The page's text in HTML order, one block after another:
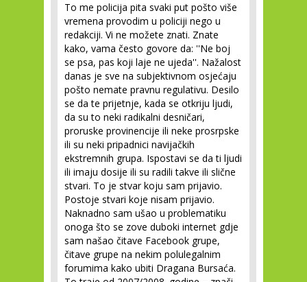
To me policija pita svaki put pošto više
vremena provodim u policiji nego u
redakciji. Vi ne možete znati. Znate
kako, vama često govore da: ''Ne boj
se psa, pas koji laje ne ujeda''. Nažalost
danas je sve na subjektivnom osjećaju
pošto nemate pravnu regulativu. Desilo
se da te prijetnje, kada se otkriju ljudi,
da su to neki radikalni desničari,
proruske provinencije ili neke prosrpske
ili su neki pripadnici navijačkih
ekstremnih grupa. Ispostavi se da ti ljudi
ili imaju dosije ili su radili takve ili slične
stvari. To je stvar koju sam prijavio.
Postoje stvari koje nisam prijavio.
Naknadno sam ušao u problematiku
onoga što se zove duboki internet gdje
sam našao čitave Facebook grupe,
čitave grupe na nekim polulegalnim
forumima kako ubiti Dragana Bursaća.